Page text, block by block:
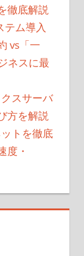
徹底解説
テム導入
vs「一
ネスに最
スサーバ
方を解説
トを徹底
度・